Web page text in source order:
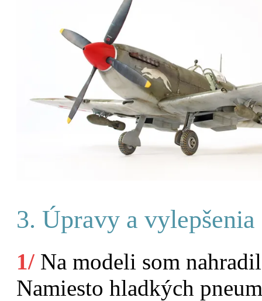
3. Úpravy a vylepšenia
1/ Na modeli som
Namiesto hladkých